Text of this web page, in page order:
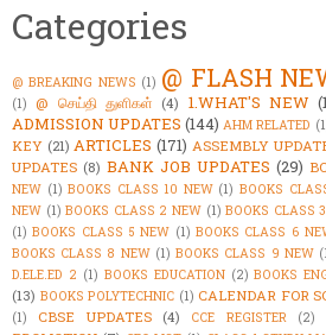
Categories
@ BREAKING NEWS (1) @ FLASH
(1) @ செய்தி துளிகள் (4) 1.WHAT'S NEW
ADMISSION UPDATES (144) AHM RELATED
KEY (21) ARTICLES (171) ASSEMBLY
UPDATES (8) BANK JOB UPDATES (29)
NEW (1) BOOKS CLASS 10 NEW (1) BOOKS
NEW (1) BOOKS CLASS 2 NEW (1) BOOKS CLASS
(1) BOOKS CLASS 5 NEW (1) BOOKS CLASS 6
BOOKS CLASS 8 NEW (1) BOOKS CLASS 9 NEW
D.ELE.ED 2 (1) BOOKS EDUCATION (2) BOOKS
(13) BOOKS POLYTECHNIC (1) CALENDAR FOR
(1)
CBSE UPDATES (4) CCE REGISTER (2)